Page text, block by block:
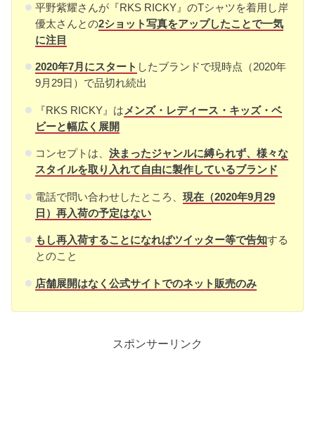
平野紫耀さんが『RKS RICKY』のTシャツを着用し岸
優太さんとの2ショット写真をアップしたことで一気
に注目
2020年7月にスタート したブランドで現時点（2020年
9月29日）で品切れ続出
『RKS RICKY』は メ ンズ・レディース・キッズ・ベ
ビーと幅広く展開
コンセプトは、 決まったジャンルに縛られず、様々な
スタイルを取り入れて自由に製作しているブランド
電話で問い合わせしたところ、 現在（2020年9月29
日）再入荷の予定はない
もし再入荷することになればツイッター等で告知する
とのこと
店舗展開はなく公式サイトでのネット販売のみ
スポンサーリンク